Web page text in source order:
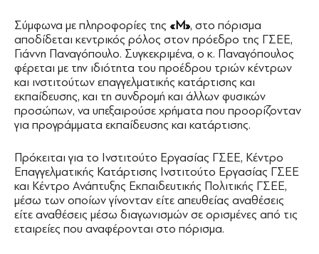
Σύμφωνα με πληροφορίες της «Μ», στο πόρισμα
αποδίδεται κεντρικός ρόλος στον πρόεδρο της ΓΣΕΕ,
Γιάννη Παναγόπουλο. Συγκεκριμένα, ο κ. Παναγόπουλος
φέρεται με την ιδιότητα του προέδρου τριών κέντρων
και ινστιτούτων επαγγελματικής κατάρτισης και
εκπαίδευσης, και τη συνδρομή και άλλων φυσικών
προσώπων, να υπεξαιρούσε χρήματα που προορίζονταν
για προγράμματα εκπαίδευσης και κατάρτισης.
Πρόκειται για το Ινστιτούτο Εργασίας ΓΣΕΕ, Κέντρο
Επαγγελματικής Κατάρτισης Ινστιτούτο Εργασίας ΓΣΕΕ
και Κέντρο Ανάπτυξης Εκπαιδευτικής Πολιτικής ΓΣΕΕ,
μέσω των οποίων γίνονταν είτε απευθείας αναθέσεις
είτε αναθέσεις μέσω διαγωνισμών σε ορισμένες από τις
εταιρείες που αναφέρονται στο πόρισμα.